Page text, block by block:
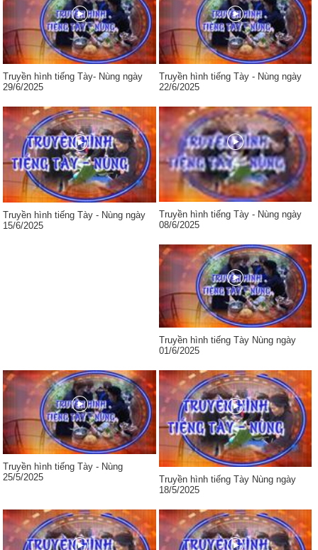
Truyền hình tiếng Tày- Nùng ngày
29/6/2025
Truyền hình tiếng Tày - Nùng ngày
22/6/2025
Truyền hình tiếng Tày - Nùng ngày
15/6/2025
Truyền hình tiếng Tày - Nùng ngày
08/6/2025
Truyền hình tiếng Tày Nùng ngày
01/6/2025
Truyền hình tiếng Tày - Nùng
25/5/2025
Truyền hình tiếng Tày Nùng ngày
18/5/2025